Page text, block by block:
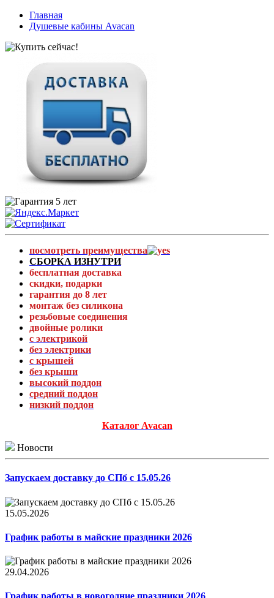
Главная
Душевые кабины Avacan
посмотреть преимущества
СБОРКА ИЗНУТРИ
бесплатная доставка
скидки, подарки
гарантия до 8 лет
монтаж без силикона
резьбовые соединения
двойные ролики
с электрикой
без электрики
с крышей
без крыши
высокий поддон
средний поддон
низкий поддон
Каталог Avacan
Новости
Запускаем доставку до СПб с 15.05.26
15.05.2026
График работы в майские праздники 2026
29.04.2026